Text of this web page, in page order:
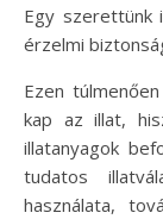
Egy szerettünk
érzelmi
Ezen
kap az illat,
illatanyagok
tudatos
használata,